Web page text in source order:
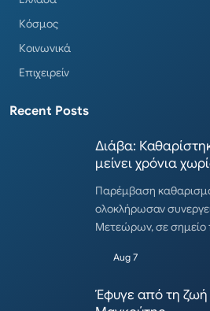
Κόσμος
Κοινωνικά
Επιχειρείν
Recent Posts
Διάβα:
μείνει χρόνια
Παρέμβαση
ολοκλήρωσαν
Μετεώρων, σε
Aug 7
Έφυγε από τη ζωή